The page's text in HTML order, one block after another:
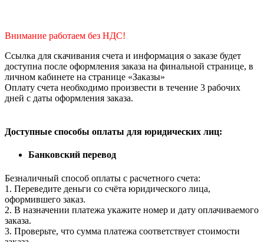
Внимание работаем без НДС!
Ссылка для скачивания счета и информация о заказе будет
доступна после оформления заказа на финальной странице, в
личном кабинете на странице «Заказы»
Оплату счета необходимо произвести в течение 3 рабочих
дней с даты оформления заказа.
Доступные способы оплаты для юридических лиц:
Банковский перевод
Безналичный способ оплаты с расчетного счета:
1. Переведите деньги со счёта юридического лица,
оформившего заказ.
2. В назначении платежа укажите номер и дату оплачиваемого
заказа.
3. Проверьте, что сумма платежа соответствует стоимости